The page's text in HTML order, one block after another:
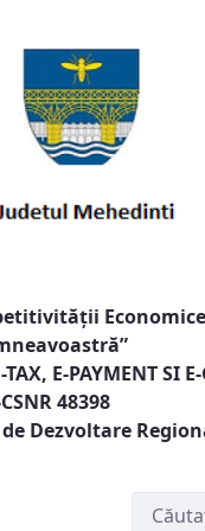
E-PAYMENT SI
48398
Dezvoltare